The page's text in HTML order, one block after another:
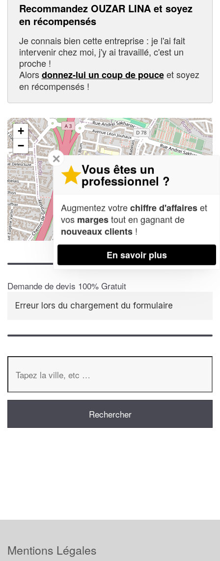
Recommandez OUZAR LINA et soyez
en récompensés
Je connais bien cette entreprise : je l'ai fait
intervenir chez moi, j'y ai travaillé, c'est un
proche !
Alorsdonnez-lui un coup de pouceet soyez
en récompensés !
+
−
Leaflet | Map data ©OpenStreetMap contributors,
Demande de devis 100% Gratuit
Erreur lors du chargement du formulaire
✕
Vous êtes un
professionnel ?
Augmentez votrechiffre d'affaireset
vos margestout en gagnant de
nouveaux clients !
En savoir plus
Mentions Légales